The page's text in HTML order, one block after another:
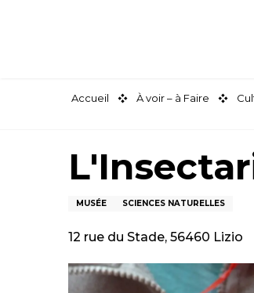
Accueil À voir – à Faire
MUSÉE SCIENCES NATURELLES
12 rue du Stade, 56460 Lizio